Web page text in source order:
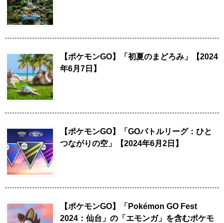
【ポケモンGO】「初夏のまどろみ」【2024
年6月7日】
【ポケモンGO】「GOバトルリーグ：ひと
つながりの空」【2024年6月2日】
【ポケモンGO】「Pokémon GO Fest
2024：仙台」の「エモンガ」を含むポケモ